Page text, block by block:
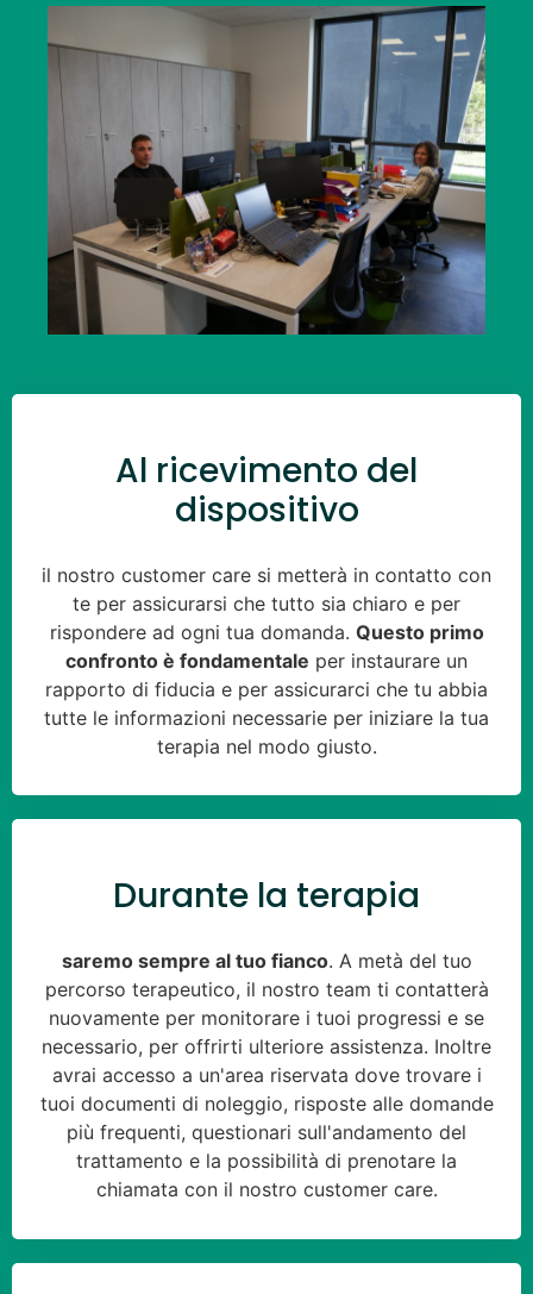
Al ricevimento del
dispositivo
il nostro customer care si metterà in contatto con
te per assicurarsi che tutto sia chiaro e per
rispondere ad ogni tua domanda. Questo primo
confronto è fondamentale per instaurare un
rapporto di fiducia e per assicurarci che tu abbia
tutte le informazioni necessarie per iniziare la tua
terapia nel modo giusto.
Durante la terapia
saremo sempre al tuo fianco. A metà del tuo
percorso terapeutico, il nostro team ti contatterà
nuovamente per monitorare i tuoi progressi e se
necessario, per offrirti ulteriore assistenza. Inoltre
avrai accesso a un'area riservata dove trovare i
tuoi documenti di noleggio, risposte alle domande
più frequenti, questionari sull'andamento del
trattamento e la possibilità di prenotare la
chiamata con il nostro customer care.